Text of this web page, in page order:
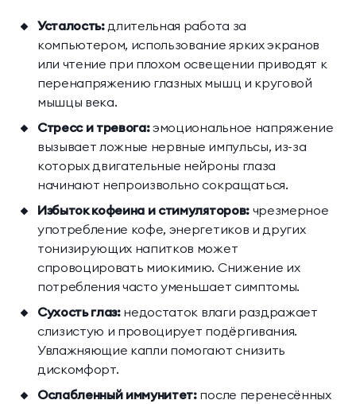
Усталость:длительная работа за
компьютером, использование ярких экранов
или чтение при плохом освещении приводят к
перенапряжению глазных мышц и круговой
мышцы века.
Стресс и тревога:эмоциональное напряжение
вызывает ложные нервные импульсы, из-за
которых двигательные нейроны глаза
начинают непроизвольно сокращаться.
Избыток кофеина и стимуляторов:чрезмерное
употребление кофе, энергетиков и других
тонизирующих напитков может
спровоцировать миокимию. Снижение их
потребления часто уменьшает симптомы.
Сухость глаз:недостаток влаги раздражает
слизистую и провоцирует подёргивания.
Увлажняющие капли помогают снизить
дискомфорт.
Ослабленный иммунитет:после перенесённых
Винные виллы
Президентские
винные виллы
Семейные винные